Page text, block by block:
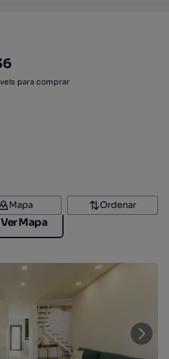
para comprar
Mapa Ordenar
Ver Mapa